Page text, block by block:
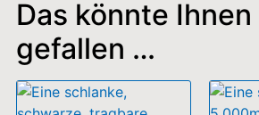
45,99